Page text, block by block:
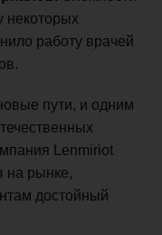
некоторых
работу врачей
пути, и одним
Lenmiriot
на рынке,
достойный